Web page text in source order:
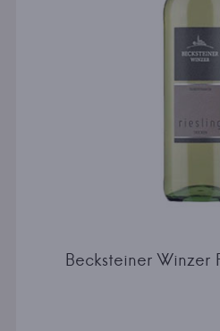
Becksteiner Winzer